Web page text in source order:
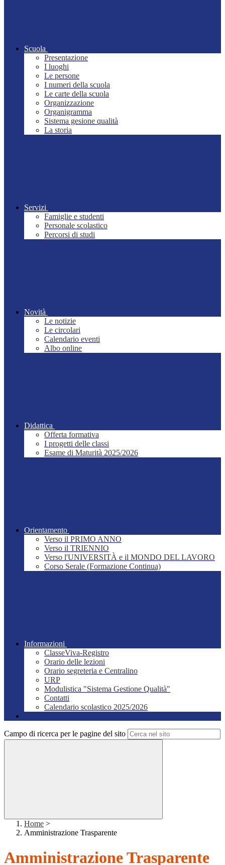
Scuola
Presentazione
I luoghi
Le persone
I numeri della scuola
Le carte della scuola
Organizzazione
Organigramma
Sistema gesione qualità
La storia
Servizi
Famiglie e studenti
Personale scolastico
Percorsi di studi
Novità
Le notizie
Le circolari
Calendario eventi
Albo online
Didattica
Offerta formativa
I progetti delle classi
Esame di Maturità 2025/2026
Orientamento
Verso il PRIMO ANNO
Verso il TRIENNIO
Verso l'UNIVERSITÀ e il MONDO DEL LAVORO
Corso Serale (Formazione Continua)
Informazioni
ClasseViva-Registro
Orario delle lezioni
Orario segreteria e Centralino
URP
Modulistica "Sistema Gestione Qualità"
Contatti
Calendario scolastico 2025/2026
Campo di ricerca per le pagine del sito
Home >
Amministrazione Trasparente
Amministrazione Trasparente